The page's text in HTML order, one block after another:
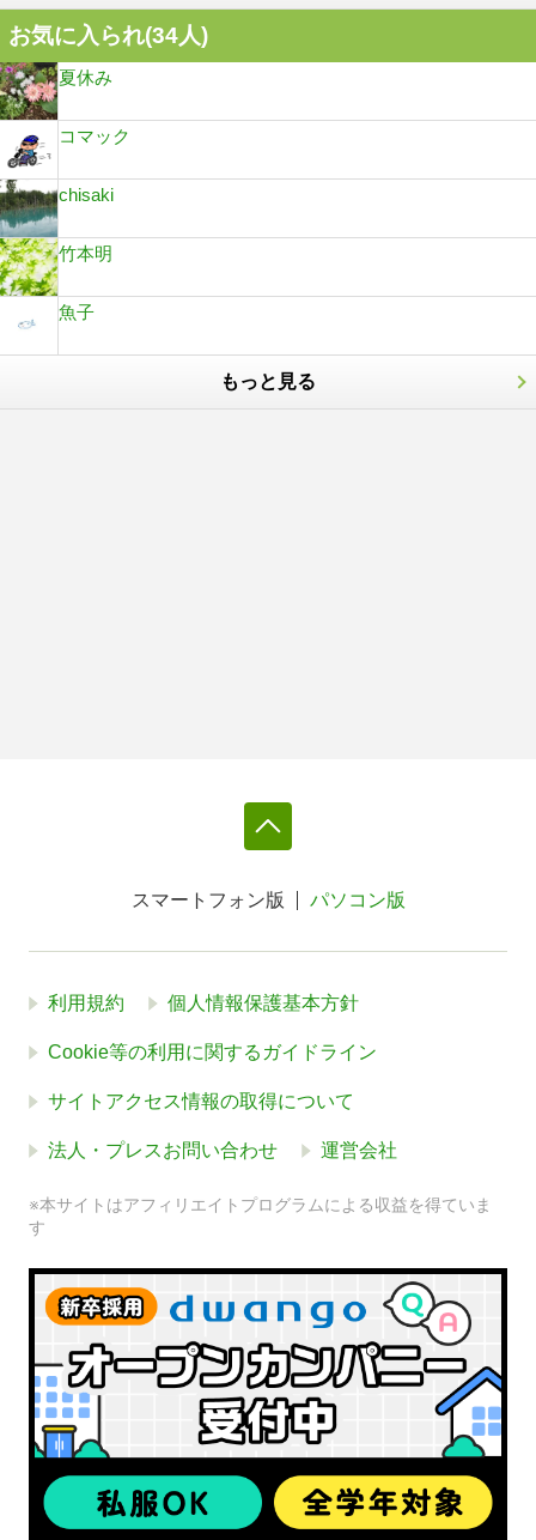
お気に入られ(34人)
夏休み
コマック
chisaki
竹本明
魚子
もっと見る
スマートフォン版 パソコン版
利用規約 個人情報保護基本方針
Cookie等の利用に関するガイドライン
サイトアクセス情報の取得について
法人・プレスお問い合わせ 運営会社
※本サイトはアフィリエイトプログラムによる収益を得ていま
す